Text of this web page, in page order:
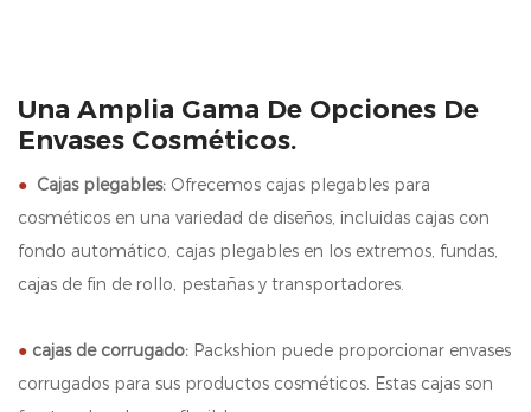
Una Amplia Gama De Opciones De
Envases Cosméticos.
● Cajas plegables: Ofrecemos cajas plegables para
cosméticos en una variedad de diseños, incluidas cajas con
fondo automático, cajas plegables en los extremos, fundas,
cajas de fin de rollo, pestañas y transportadores.
● cajas de corrugado: Packshion puede proporcionar envases
corrugados para sus productos cosméticos. Estas cajas son